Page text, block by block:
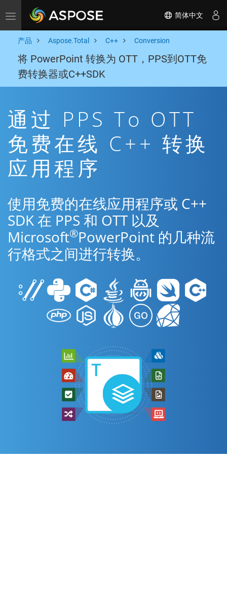
Toggle navigation 简体中文
产品 Aspose.Total C++ Conversion
将 PowerPoint 转换为 OTT，PPS到OTT免
费转换器或C++SDK
通过 PPS To OTT
免费在线 C++ 转换
应用程序
使用免费的在线应用程序或 C++
SDK 在 PPS 和 OTT 以及
Microsoft®PowerPoint 的几种流
行格式之间进行转换。